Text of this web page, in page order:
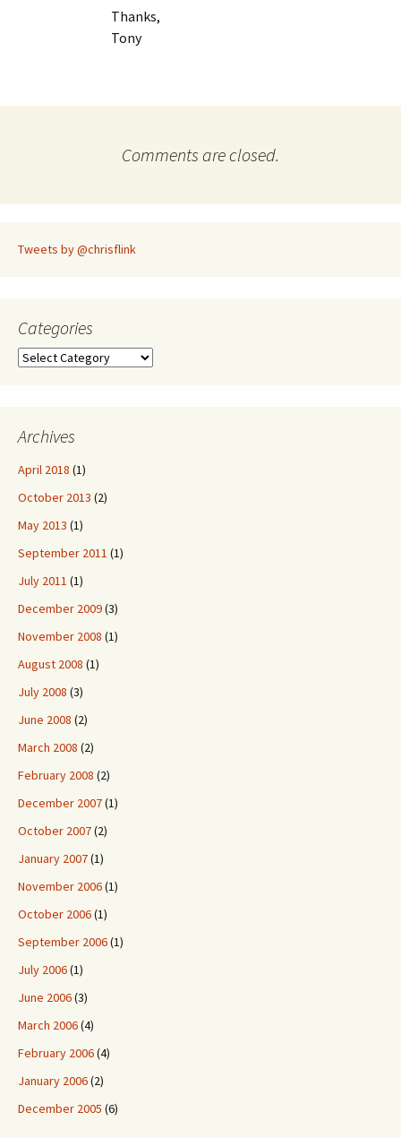
Thanks,
Tony
Comments are closed.
Tweets by @chrisflink
Categories
Categories
Archives
April 2018 (1)
October 2013 (2)
May 2013 (1)
September 2011 (1)
July 2011 (1)
December 2009(3)
November 2008 (1)
August 2008 (1)
July 2008 (3)
June 2008 (2)
March 2008 (2)
February 2008 (2)
December 2007(1)
October 2007(2)
January 2007(1)
November 2006(1)
October 2006(1)
September 2006(1)
July 2006(1)
June 2006(3)
March 2006(4)
February 2006(4)
January 2006(2)
December 2005 (6)